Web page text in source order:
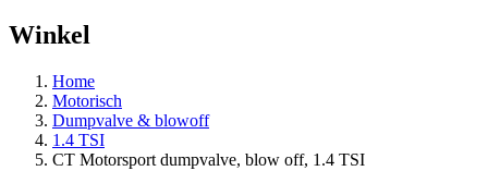
Winkel
Home
Motorisch
Dumpvalve & blowoff
1.4 TSI
CT Motorsport dumpvalve, blow off, 1.4 TSI